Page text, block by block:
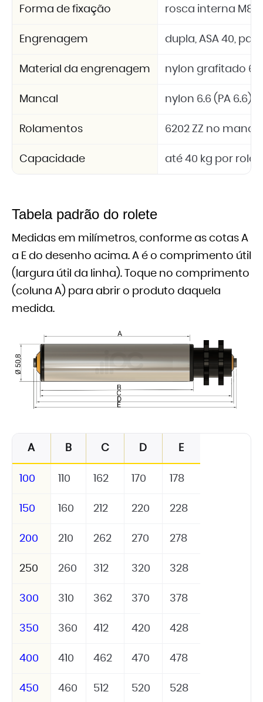
Forma de fixação rosca interna M8
Engrenagem dupla, ASA 40,
Material da engrenagem nylon grafitado 6.6
Mancal nylon 6.6 (PA 6.6)
Rolamentos 6202 ZZ no
Capacidade até 40 kg por
Tabela padrão do rolete
Medidas em milímetros, conforme as cotas A
a E do desenho acima. A é o comprimento útil
(largura útil da linha). Toque no comprimento
(coluna A) para abrir o produto daquela
medida.
A B C D E
100 110 162 170 178
150 160 212 220 228
200 210 262 270 278
250 260 312 320 328
300 310 362 370 378
350 360 412 420 428
400 410 462 470 478
450 460 512 520 528